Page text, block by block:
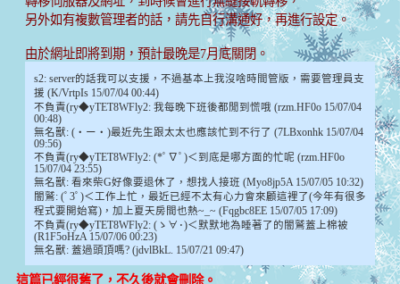
另外如有複數管理者的話，請先自行溝通好，再進行設定。
由於網址即將到期，預計最晚是7月底關閉。
s2: server的話我可以支援，不過基本上我沒啥時間管版，需要管理員支
援 (K/VrtpIs 15/07/04 00:44)
不負責(ry◆yTET8WFly2: 我每晚下班後都閒到慌哦 (rzm.HF0o 15/07/04
00:48)
無名獸: (・ー・)最近先生跟太太也應該忙到不行了 (7LBxonhk 15/07/04
09:56)
不負責(ry◆yTET8WFly2: (*ﾟ∇ﾟ)＜到底是哪方面的忙呢 (rzm.HF0o
15/07/04 23:55)
無名獸: 看來柴G好像要退休了，想找人接班 (Myo8jp5A 15/07/05 10:32)
闇鷲: (ﾟ3ﾟ)＜工作上忙，最近已經不太有心力會來顧這裡了(今年有很多
程式要開始寫)，加上夏天房間也熱~_~ (Fqgbc8EE 15/07/05 17:09)
不負責(ry◆yTET8WFly2: (ゝ∀･)＜默默地為睡著了的闇鷲蓋上棉被
(R1F5oHzA 15/07/06 00:23)
無名獸: 蓋過頭頂嗎? (jdvlBkL. 15/07/21 09:47)
這篇已經很舊了，不久後就會刪除。